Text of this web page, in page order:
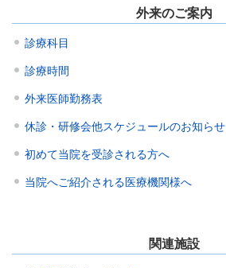
外来のご案内
診療科目
診療時間
外来医師勤務表
休診・研修会他スケジュールのお知らせ
初めて当院を受診される方へ
当院へご紹介される医療機関様へ
関連施設